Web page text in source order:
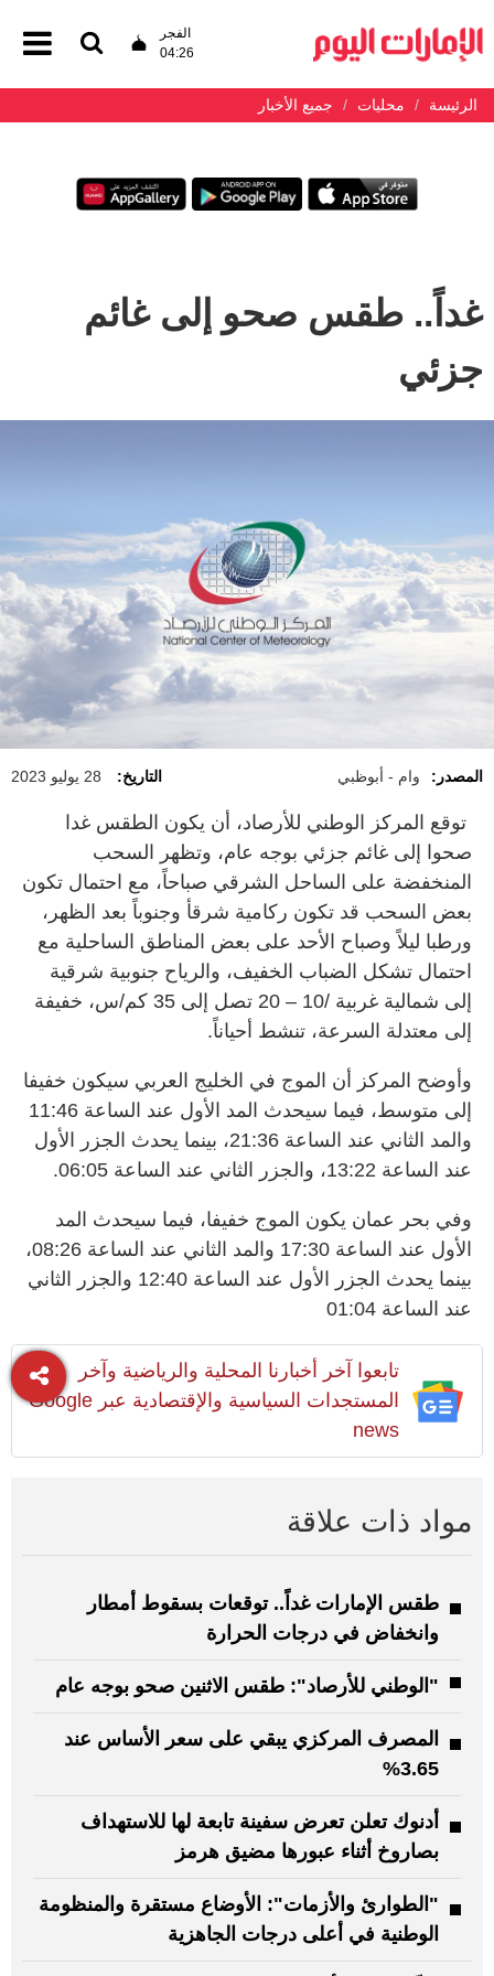
الفجر
04:26
الرئيسة محليات جميع الأخبار
غداً.. طقس صحو إلى غائم
جزئي
المصدر: وام - أبوظبي التاريخ: 28 يوليو 2023
توقع المركز الوطني للأرصاد، أن يكون الطقس غدا
صحوا إلى غائم جزئي بوجه عام، وتظهر السحب
المنخفضة على الساحل الشرقي صباحاً، مع احتمال تكون
بعض السحب قد تكون ركامية شرقأ وجنوباً بعد الظهر،
ورطبا ليلاً وصباح الأحد على بعض المناطق الساحلية مع
احتمال تشكل الضباب الخفيف، والرياح جنوبية شرقية
إلى شمالية غربية /10 – 20 تصل إلى 35 كم/س، خفيفة
إلى معتدلة السرعة، تنشط أحياناً.
وأوضح المركز أن الموج في الخليج العربي سيكون خفيفا
إلى متوسط، فيما سيحدث المد الأول عند الساعة 11:46
والمد الثاني عند الساعة 21:36، بينما يحدث الجزر الأول
عند الساعة 13:22، والجزر الثاني عند الساعة 06:05.
وفي بحر عمان يكون الموج خفيفا، فيما سيحدث المد
الأول عند الساعة 17:30 والمد الثاني عند الساعة 08:26،
بينما يحدث الجزر الأول عند الساعة 12:40 والجزر الثاني
عند الساعة 01:04
تابعوا آخر أخبارنا المحلية والرياضية وآخر
المستجدات السياسية والإقتصادية عبر Google
news
مواد ذات علاقة
طقس الإمارات غداً.. توقعات بسقوط أمطار
وانخفاض في درجات الحرارة
"الوطني للأرصاد": طقس الاثنين صحو بوجه عام
المصرف المركزي يبقي على سعر الأساس عند
3.65%
أدنوك تعلن تعرض سفينة تابعة لها للاستهداف
بصاروخ أثناء عبورها مضيق هرمز
"الطوارئ والأزمات": الأوضاع مستقرة والمنظومة
الوطنية في أعلى درجات الجاهزية